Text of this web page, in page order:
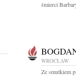
śmierci
WROCŁAW
Ze smutkiem